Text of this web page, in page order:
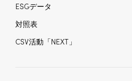
ESGデータ
対照表
CSV活動「NEXT」